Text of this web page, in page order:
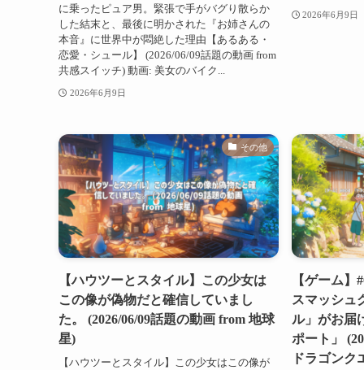
に乗ったピュア男。緊張で手がバグり散らか
した結末と、最後に明かされた『お姉さんの
本音』に世界中が悶絶した理由【あるある・
恋愛・シュール】 (2026/06/09話題の動画 from
共感スイッチ) 動画: 美女のバイク...
2026年6月9日
2026年6月9日
その他
【ハウツーとスタイル】この少女は
この像が偽物だと確信していまし
た。 (2026/06/09話題の動画 from 地球
星)
【ハウツーとスタイル】この少女はこの像が
【ゲーム】
スマッシュ
ル」がお届
ポート」
ドラゴン